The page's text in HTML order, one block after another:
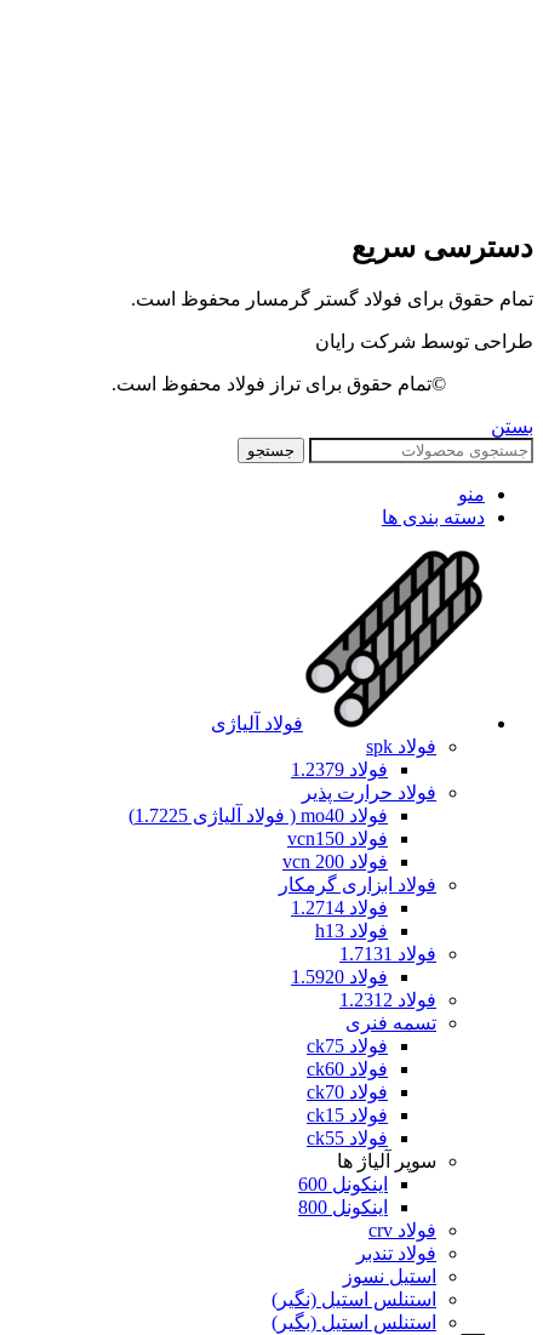
دسترسی سریع
تمام حقوق برای فولاد گستر گرمسار محفوظ است.
طراحی توسط شرکت رایان
©تمام حقوق برای تراز فولاد محفوظ است.
بستن
جستجو
منو
دسته بندی ها
فولاد آلیاژی
فولاد spk
فولاد 1.2379
فولاد حرارت پذیر
فولاد mo40 ( فولاد آلیاژی 1.7225)
فولاد vcn150
فولاد vcn 200
فولاد ابزاری گرمکار
فولاد 1.2714
فولاد h13
فولاد 1.7131
فولاد 1.5920
فولاد 1.2312
تسمه فنری
فولاد ck75
فولاد ck60
فولاد ck70
فولاد ck15
فولاد ck55
سوپر آلیاژ ها
اینکونل 600
اینکونل 800
فولاد crv
فولاد تندبر
استیل نسوز
استنلس استیل (نگیر)
استنلس استیل (بگیر)